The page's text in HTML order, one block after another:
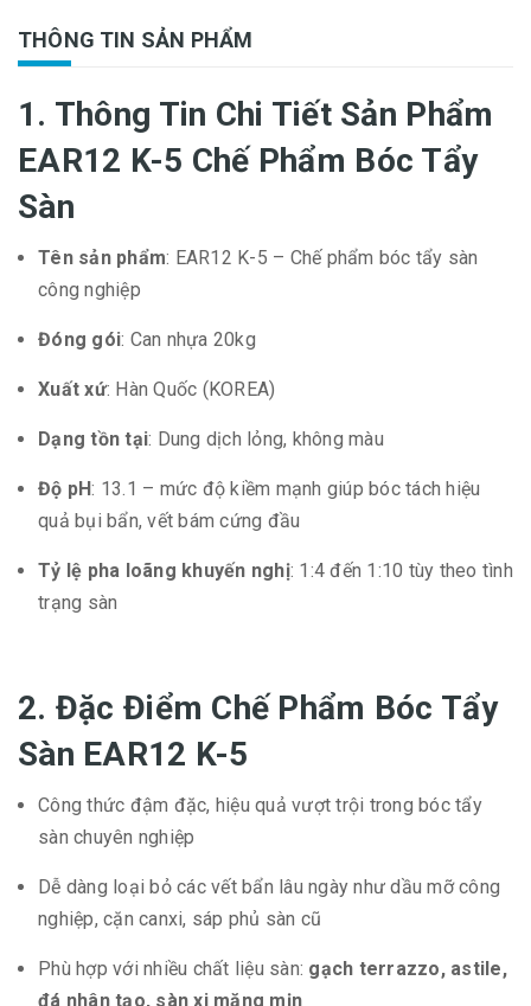
THÔNG TIN SẢN PHẨM
1. Thông Tin Chi Tiết Sản Phẩm
EAR12 K-5 Chế Phẩm Bóc Tẩy
Sàn
Tên sản phẩm: EAR12 K-5 – Chế phẩm bóc tẩy sàn
công nghiệp
Đóng gói: Can nhựa 20kg
Xuất xứ: Hàn Quốc (KOREA)
Dạng tồn tại: Dung dịch lỏng, không màu
Độ pH: 13.1 – mức độ kiềm mạnh giúp bóc tách hiệu
quả bụi bẩn, vết bám cứng đầu
Tỷ lệ pha loãng khuyến nghị: 1:4 đến 1:10 tùy theo tình
trạng sàn
2. Đặc Điểm Chế Phẩm Bóc Tẩy
Sàn EAR12 K-5
Công thức đậm đặc, hiệu quả vượt trội trong bóc tẩy
sàn chuyên nghiệp
Dễ dàng loại bỏ các vết bẩn lâu ngày như dầu mỡ công
nghiệp, cặn canxi, sáp phủ sàn cũ
Phù hợp với nhiều chất liệu sàn: gạch terrazzo, astile,
đá nhân tạo, sàn xi măng mịn